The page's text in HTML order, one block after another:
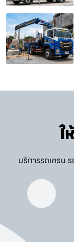
ใ
บริการรถเครน